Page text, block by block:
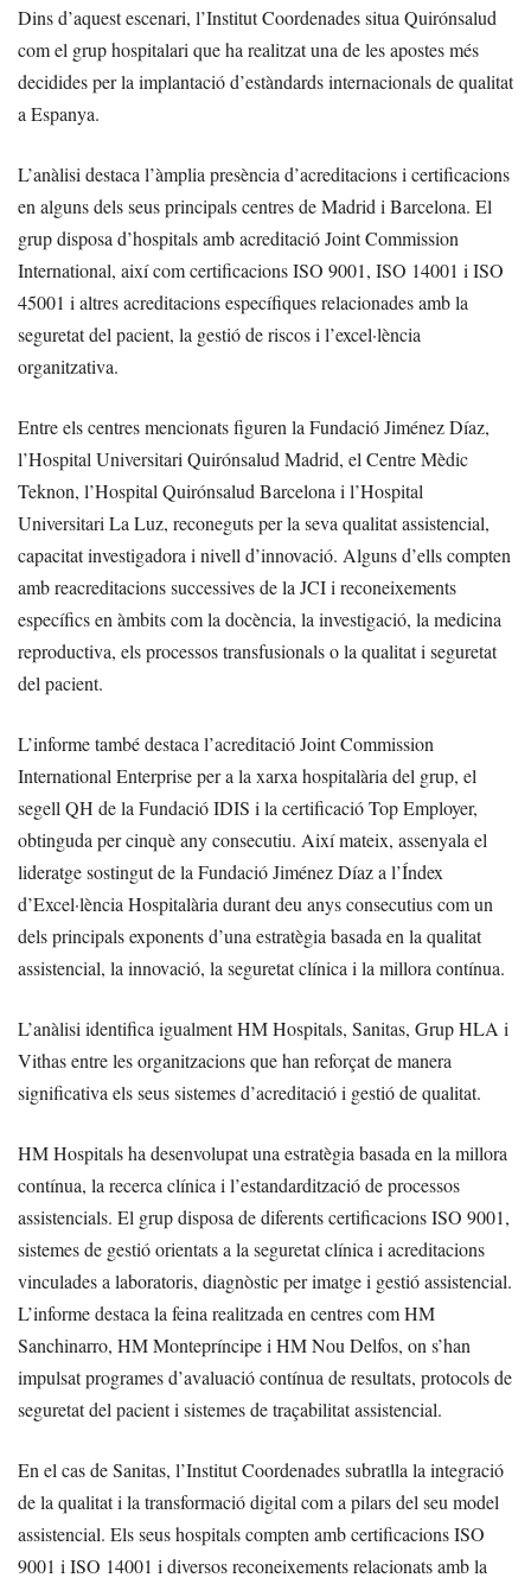
Dins d’aquest escenari, l’Institut Coordenades situa Quirónsalud
com el grup hospitalari que ha realitzat una de les apostes més
decidides per la implantació d’estàndards internacionals de qualitat
a Espanya.
L’anàlisi destaca l’àmplia presència d’acreditacions i certificacions
en alguns dels seus principals centres de Madrid i Barcelona. El
grup disposa d’hospitals amb acreditació Joint Commission
International, així com certificacions ISO 9001, ISO 14001 i ISO
45001 i altres acreditacions específiques relacionades amb la
seguretat del pacient, la gestió de riscos i l’excel·lència
organitzativa.
Entre els centres mencionats figuren la Fundació Jiménez Díaz,
l’Hospital Universitari Quirónsalud Madrid, el Centre Mèdic
Teknon, l’Hospital Quirónsalud Barcelona i l’Hospital
Universitari La Luz, reconeguts per la seva qualitat assistencial,
capacitat investigadora i nivell d’innovació. Alguns d’ells compten
amb reacreditacions successives de la JCI i reconeixements
específics en àmbits com la docència, la investigació, la medicina
reproductiva, els processos transfusionals o la qualitat i seguretat
del pacient.
L’informe també destaca l’acreditació Joint Commission
International Enterprise per a la xarxa hospitalària del grup, el
segell QH de la Fundació IDIS i la certificació Top Employer,
obtinguda per cinquè any consecutiu. Així mateix, assenyala el
lideratge sostingut de la Fundació Jiménez Díaz a l’Índex
d’Excel·lència Hospitalària durant deu anys consecutius com un
dels principals exponents d’una estratègia basada en la qualitat
assistencial, la innovació, la seguretat clínica i la millora contínua.
L’anàlisi identifica igualment HM Hospitals, Sanitas, Grup HLA i
Vithas entre les organitzacions que han reforçat de manera
significativa els seus sistemes d’acreditació i gestió de qualitat.
HM Hospitals ha desenvolupat una estratègia basada en la millora
contínua, la recerca clínica i l’estandardització de processos
assistencials. El grup disposa de diferents certificacions ISO 9001,
sistemes de gestió orientats a la seguretat clínica i acreditacions
vinculades a laboratoris, diagnòstic per imatge i gestió assistencial.
L’informe destaca la feina realitzada en centres com HM
Sanchinarro, HM Montepríncipe i HM Nou Delfos, on s’han
impulsat programes d’avaluació contínua de resultats, protocols de
seguretat del pacient i sistemes de traçabilitat assistencial.
En el cas de Sanitas, l’Institut Coordenades subratlla la integració
de la qualitat i la transformació digital com a pilars del seu model
assistencial. Els seus hospitals compten amb certificacions ISO
9001 i ISO 14001 i diversos reconeixements relacionats amb la